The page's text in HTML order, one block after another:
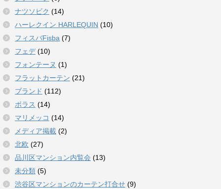
ナツソビク (14)
ハーレクイン HARLEQUIN (10)
フィスバFisba (7)
フェデ(10)
フォンテーヌ (1)
フラットカーテン (21)
ブランド (112)
ボラス (14)
マリメッコ (14)
メディア掲載 (2)
北欧 (27)
品川区マンション内覧会 (13)
未分類 (5)
渋谷区マンションのカーテン打合せ (9)